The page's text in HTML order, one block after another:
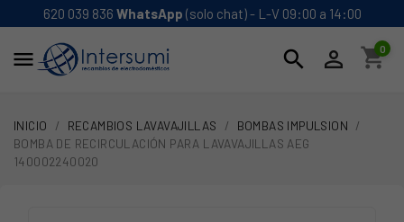
620 039 836 WhatsApp (solo chat) - L-V 09:00 a 14:00
 search  shopping_cart
0
INICIO RECAMBIOS LAVAVAJILLAS
BOMBAS IMPULSION
BOMBA DE RECIRCULACIÓN PARA LAVAVAJILLAS AEG
140002240020